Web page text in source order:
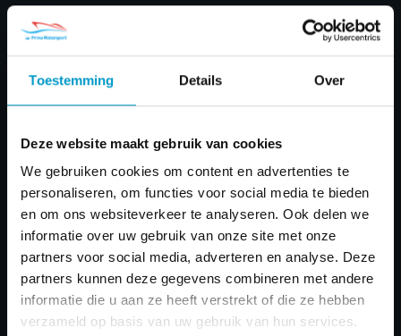
Toestemming Details Over
Deze website maakt gebruik van cookies
We gebruiken cookies om content en advertenties te
personaliseren, om functies voor social media te bieden
en om ons websiteverkeer te analyseren. Ook delen we
informatie over uw gebruik van onze site met onze
partners voor social media, adverteren en analyse. Deze
partners kunnen deze gegevens combineren met andere
informatie die u aan ze heeft verstrekt of die ze hebben
verzameld op basis van uw gebruik van hun services.
Afspraak is afspraak!
Deskundig & persoonlijk advies
Snelle levering
Uitstekende service & nazorg
Uitgebreid assortiment
Scherpe prijzen
MEER OVER PRINS